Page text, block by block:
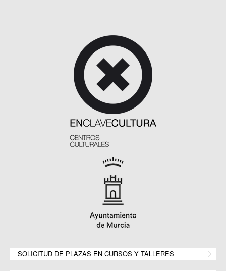
SOLICITUD DE PLAZAS EN CURSOS Y TALLERES